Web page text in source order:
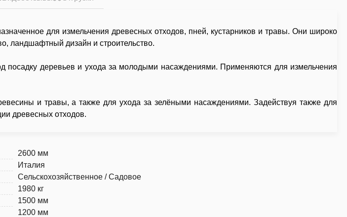
для измельчения древесных отходов, пней, кустарников и травы. Они широко
ландшафтный дизайн и строительство.
посадку деревьев и ухода за молодыми насаждениями. Применяются для измельчения
и травы, а также для ухода за зелёными насаждениями. Задействуя также для
древесных отходов.
2600 мм
Италия
Сельскохозяйственное / Садовое
1980 кг
1500 мм
1200 мм